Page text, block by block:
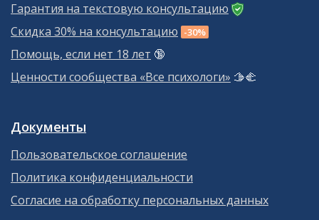
Гарантия на текстовую консультацию
Скидка 30% на консультацию -30%
Помощь, если нет 18 лет 🔞
Ценности сообщества «Все психологи» 🫱‍🫲
Документы
Пользовательское соглашение
Политика конфиденциальности
Согласие на обработку персональных данных